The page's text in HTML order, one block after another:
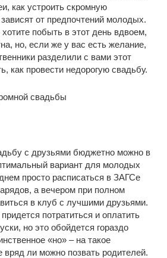
как устроить скромную
от предпочтений молодых.
побыть в этот день вдвоем,
но, если же у вас есть желание,
разделили с вами этот
как провести недорогую свадьбу.
свадьбы
с друзьями бюджетно можно в
вариант для молодых
просто расписаться в ЗАГСе
а вечером при полном
в клуб с лучшими друзьями.
потратиться и оплатить
но это обойдется гораздо
«но» – на такое
вряд ли можно позвать родителей.